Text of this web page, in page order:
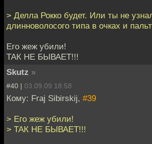
> Делла Рокко будет. Или ты не
длинноволосого типа в очках и
Его жеж убили!
ТАК НЕ БЫВАЕТ!!!
Skutz »
#40 | 03.09.09 18:58
Кому: Fraj Sibirskij, #39
> Его жеж убили!
> ТАК НЕ БЫВАЕТ!!!